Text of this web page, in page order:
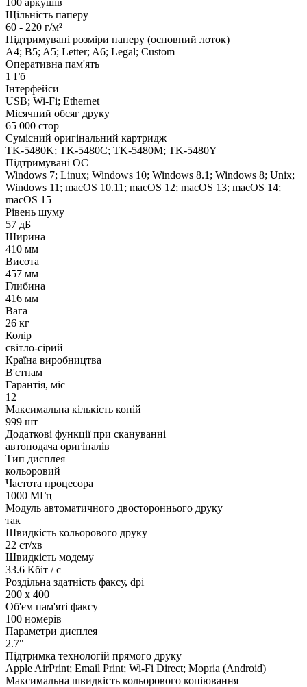
Щільність паперу
60 - 220 г/м²
Підтримувані розміри паперу (основний лоток)
A4; B5; A5; Letter; A6; Legal; Custom
Оперативна пам'ять
1 Гб
Інтерфейси
USB; Wi-Fi; Ethernet
Місячний обсяг друку
65 000 стор
Сумісний оригінальний картридж
TK-5480K; TK-5480C; TK-5480M; TK-5480Y
Підтримувані ОС
Windows 7; Linux; Windows 10; Windows 8.1; Windows 8; Unix;
Windows 11; macOS 10.11; macOS 12; macOS 13; macOS 14;
macOS 15
Рівень шуму
57 дБ
Ширина
410 мм
Висота
457 мм
Глибина
416 мм
Вага
26 кг
Колір
світло-сірий
Країна виробництва
В'єтнам
Гарантія, міс
12
Максимальна кількість копій
999 шт
Додаткові функції при скануванні
автоподача оригіналів
Тип дисплея
кольоровий
Частота процесора
1000 МГц
Модуль автоматичного двостороннього друку
так
Швидкість кольорового друку
22 ст/хв
Швидкість модему
33.6 Кбіт / с
Роздільна здатність факсу, dpi
200 x 400
Об'єм пам'яті факсу
100 номерів
Параметри дисплея
2.7"
Підтримка технологій прямого друку
Apple AirPrint; Email Print; Wi-Fi Direct; Mopria (Android)
Максимальна швидкість кольорового копіювання